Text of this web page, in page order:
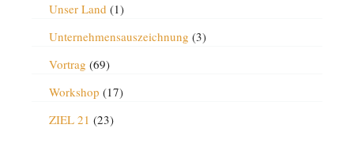
Unser Land (1)
Unternehmensauszeichnung (3)
Vortrag (69)
Workshop (17)
ZIEL 21 (23)